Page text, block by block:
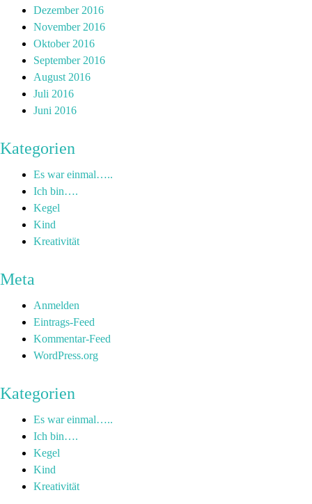
Dezember 2016
November 2016
Oktober 2016
September 2016
August 2016
Juli 2016
Juni 2016
Kategorien
Es war einmal…..
Ich bin….
Kegel
Kind
Kreativität
Meta
Anmelden
Eintrags-Feed
Kommentar-Feed
WordPress.org
Kategorien
Es war einmal…..
Ich bin….
Kegel
Kind
Kreativität